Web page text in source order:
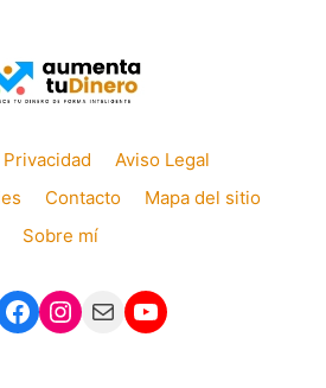
Aviso Legal
Contacto
Mapa del sitio
Sobre mí